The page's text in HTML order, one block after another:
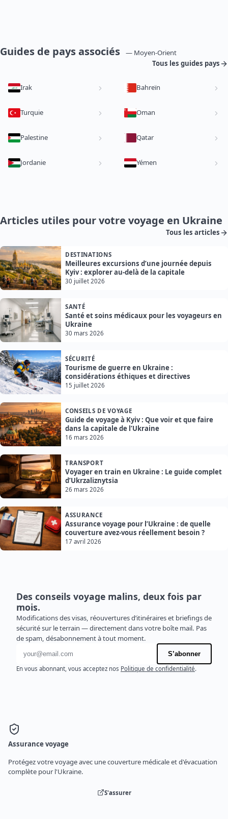
Guides de pays associés
— Moyen-Orient
Tous les guides pays
Irak Bahreïn
Turquie Oman
Palestine Qatar
Jordanie Yémen
Articles utiles pour votre voyage en Ukraine
Tous les articles
DESTINATIONS
Meilleures excursions d’une journée depuis
Kyiv : explorer au-delà de la capitale
30 juillet 2026
SANTÉ
Santé et soins médicaux pour les voyageurs en
Ukraine
30 mars 2026
SÉCURITÉ
Tourisme de guerre en Ukraine :
considérations éthiques et directives
15 juillet 2026
CONSEILS DE VOYAGE
Guide de voyage à Kyiv : Que voir et que faire
dans la capitale de l’Ukraine
16 mars 2026
TRANSPORT
Voyager en train en Ukraine : Le guide complet
d’Ukrzaliznytsia
26 mars 2026
ASSURANCE
Assurance voyage pour l’Ukraine : de quelle
couverture avez-vous réellement besoin ?
17 avril 2026
Des conseils voyage malins, deux fois par
mois.
Modifications des visas, réouvertures d’itinéraires et briefings de
sécurité sur le terrain — directement dans votre boîte mail. Pas
de spam, désabonnement à tout moment.
Adresse e-mail
S’abonner
En vous abonnant, vous acceptez nos Politique de confidentialité.
Assurance voyage
Protégez votre voyage avec une couverture médicale et d'évacuation
complète pour l'Ukraine.
S'assurer